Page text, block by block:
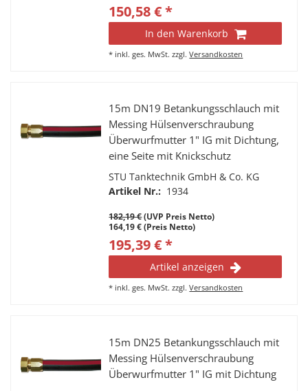
150,58 € *
In den Warenkorb
* inkl. ges. MwSt. zzgl.Versandkosten
15m DN19 Betankungsschlauch mit
Messing Hülsenverschraubung
Überwurfmutter 1" IG mit Dichtung,
eine Seite mit Knickschutz
STU Tanktechnik GmbH & Co. KG
Artikel Nr.: 1934
182,19 €(UVP Preis Netto)
164,19 € (Preis Netto)
195,39 € *
Artikel anzeigen
* inkl. ges. MwSt. zzgl.Versandkosten
15m DN25 Betankungsschlauch mit
Messing Hülsenverschraubung
Überwurfmutter 1" IG mit Dichtung